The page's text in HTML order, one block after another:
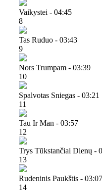
Vaikystei - 04:45
8
Tas Ruduo - 03:43
9
Nors Trumpam - 03:39
10
Spalvotas Sniegas - 03:21
11
Tau Ir Man - 03:57
12
Trys Tūkstančiai Dienų -
13
Rudeninis Paukštis - 03:07
14